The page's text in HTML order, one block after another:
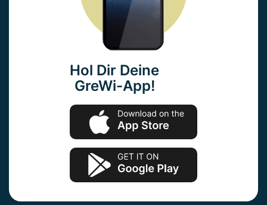
Hol Dir Deine
GreWi-App!